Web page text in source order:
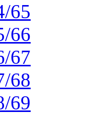
65
66
67
68
69